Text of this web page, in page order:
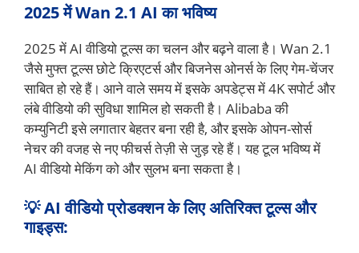
2025 में Wan 2.1 AI का भविष्य
2025 में AI वीडियो टूल्स का चलन और बढ़ने वाला है। Wan 2.1
जैसे मुफ्त टूल्स छोटे क्रिएटर्स और बिजनेस ओनर्स के लिए गेम-चेंजर
साबित हो रहे हैं। आने वाले समय में इसके अपडेट्स में 4K सपोर्ट और
लंबे वीडियो की सुविधा शामिल हो सकती है। Alibaba की
कम्युनिटी इसे लगातार बेहतर बना रही है, और इसके ओपन-सोर्स
नेचर की वजह से नए फीचर्स तेज़ी से जुड़ रहे हैं। यह टूल भविष्य में
AI वीडियो मेकिंग को और सुलभ बना सकता है।
💡 AI वीडियो प्रोडक्शन के लिए अतिरिक्त टूल्स और
गाइड्स: